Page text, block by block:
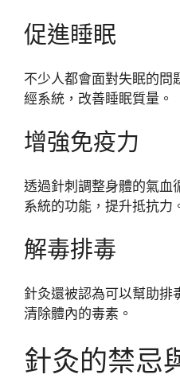
促進睡眠
不少人都會面對失眠的問
經系統，改善睡眠質量。
增強免疫力
透過針刺調整身體的氣血
系統的功能，提升抵抗力
解毒排毒
針灸還被認為可以幫助排
清除體內的毒素。
針灸的禁忌